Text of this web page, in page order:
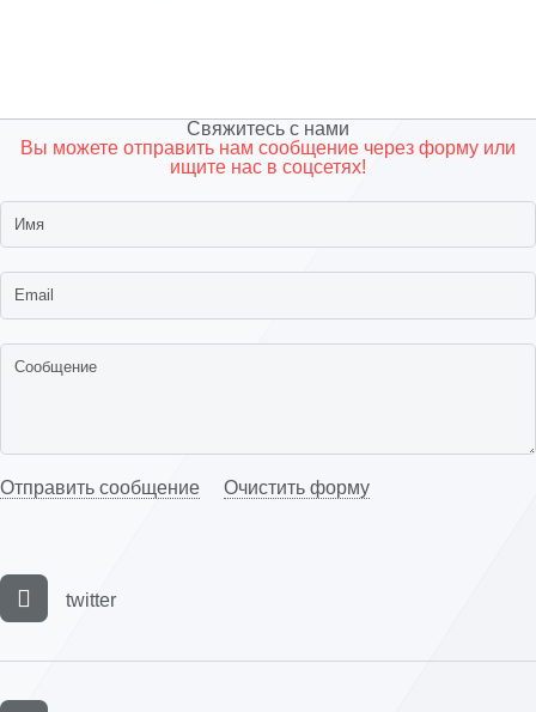
Свяжитесь с нами
Вы можете отправить нам сообщение через форму или
ищите нас в соцсетях!
Отправить сообщение Очистить форму
twitter